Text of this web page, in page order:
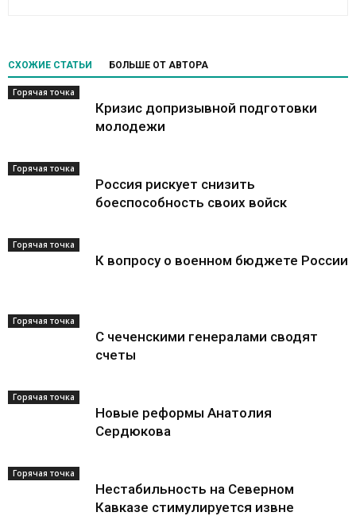
СХОЖИЕ СТАТЬИ БОЛЬШЕ ОТ АВТОРА
Горячая точка
Кризис допризывной подготовки
молодежи
Горячая точка
Россия рискует снизить
боеспособность своих войск
Горячая точка
К вопросу о военном бюджете России
Горячая точка
С чеченскими генералами сводят
счеты
Горячая точка
Новые реформы Анатолия
Сердюкова
Горячая точка
Нестабильность на Северном
Кавказе стимулируется извне